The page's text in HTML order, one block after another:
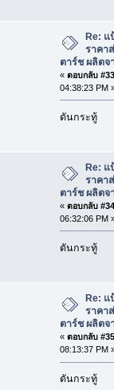
Re: แ
ราคา
ตาร์ช ผลิตจ
« ตอบกลับ
04:38:23 PM
ดันกระทู้
Re: แ
ราคา
ตาร์ช ผลิตจ
« ตอบกลับ
06:32:06 PM
ดันกระทู้
Re: แ
ราคา
ตาร์ช ผลิตจ
« ตอบกลับ
08:13:37 PM
ดันกระทู้